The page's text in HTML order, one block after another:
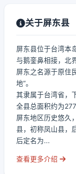
关于屏东县
屏东县位于台湾本
与鹅銮鼻相接，北
屏东之名源于原住
地”。
其隶属于台湾省，
全县总面积约为
屏东地区历史悠久
县，初称凤山县，
后定名为...
查看更多介绍